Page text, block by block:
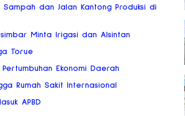
dan Jalan Kantong Produksi di
Minta Irigasi dan Alsintan
Torue
Ekonomi Daerah
Rumah Sakit Internasional
APBD